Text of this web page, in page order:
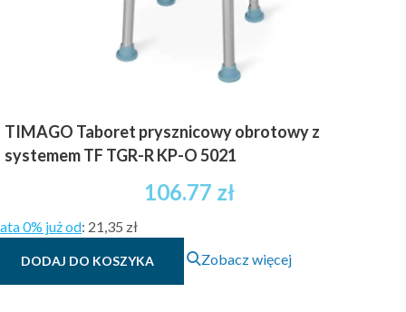
TIMAGO Taboret prysznicowy obrotowy z
systemem TF TGR-R KP-O 5021
106.77 zł
0% już od: 21,35 zł
DODAJ DO KOSZYKA Zobacz więcej